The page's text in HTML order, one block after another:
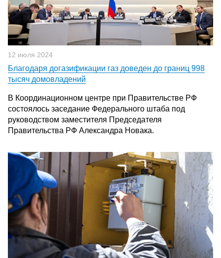
12 июля 2024
Благодаря догазификации газ доведен до границ 998
тысяч домовладений
В Координационном центре при Правительстве РФ
состоялось заседание Федерального штаба под
руководством заместителя Председателя
Правительства РФ Александра Новака.